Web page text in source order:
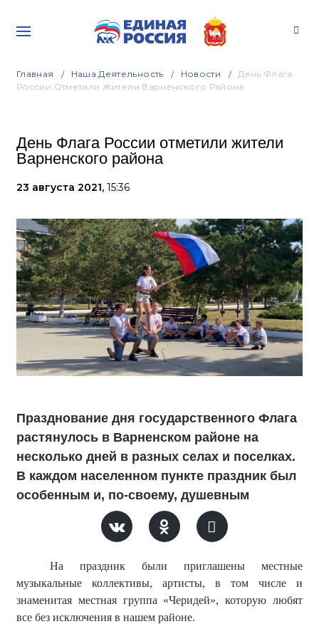
Главная Наша Деятельность Новости
День Флага
России Отметили Жители Варненского Района
День Флага России отметили жители
Варненского района
23 августа 2021, 15:36
Празднование дня государственного Флага
растянулось в Варненском районе на
несколько дней в разных селах и поселках.
В каждом населенном пункте праздник был
особенным и, по-своему, душевным
На праздник были приглашены местные
музыкальные коллективы, артисты, в том числе и
знаменитая местная группа «Черидей», которую любят
все без исключения в нашем районе.